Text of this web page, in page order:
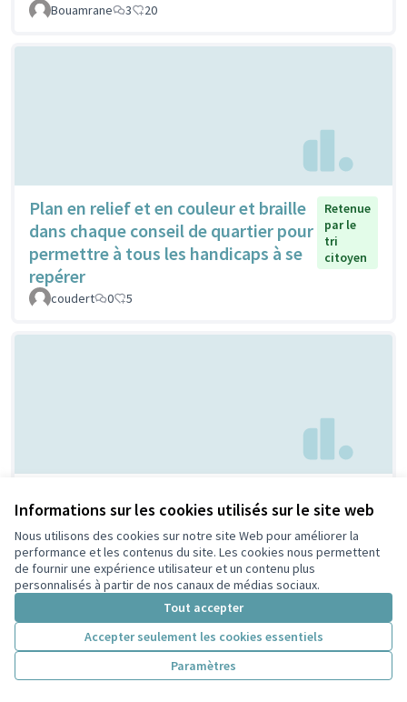
Informations sur les cookies utilisés sur le site web
Nous utilisons des cookies sur notre site Web pour améliorer la
performance et les contenus du site. Les cookies nous permettent
de fournir une expérience utilisateur et un contenu plus
personnalisés à partir de nos canaux de médias sociaux.
Tout accepter
Accepter seulement les cookies essentiels
Paramètres
Bouamrane 3 20
Plan en relief et en couleur et braille
dans chaque conseil de quartier pour
permettre à tous les handicaps à se
repérer
Retenue
par le
tri
citoyen
coudert 0 5
Villeurbanne
citoyen
Febpecker
9 9